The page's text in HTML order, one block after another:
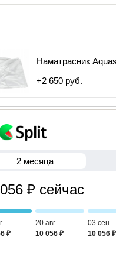
Наматрасник
+2 650 руб.
2 месяца
₽ сейчас
₽
20 авг
10 056 ₽
03 сен
10 056 ₽